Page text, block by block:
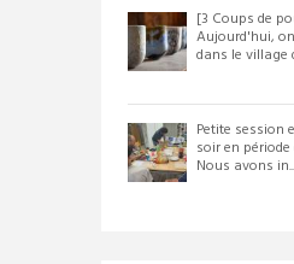
[3 Coups de
Aujourd'hui,
dans le village
Petite session
soir en
Nous avons